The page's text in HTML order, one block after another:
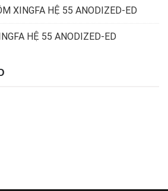
XINGFA HỆ 55 ANODIZED-ED
HỆ 55 ANODIZED-ED